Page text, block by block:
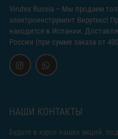
Virutex Russia – Мы продаем
электроинструмент Вирутекс!
находится в Испании.
России (при сумме заказа от
НАШИ КОНТАКТЫ
Будьте в курсе наших акций,